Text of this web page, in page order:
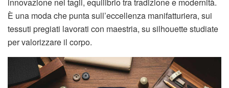
È una moda che punta sull’eccellenza manifatturiera, sui
tessuti pregiati lavorati con maestria, su silhouette studiate
per valorizzare il corpo.